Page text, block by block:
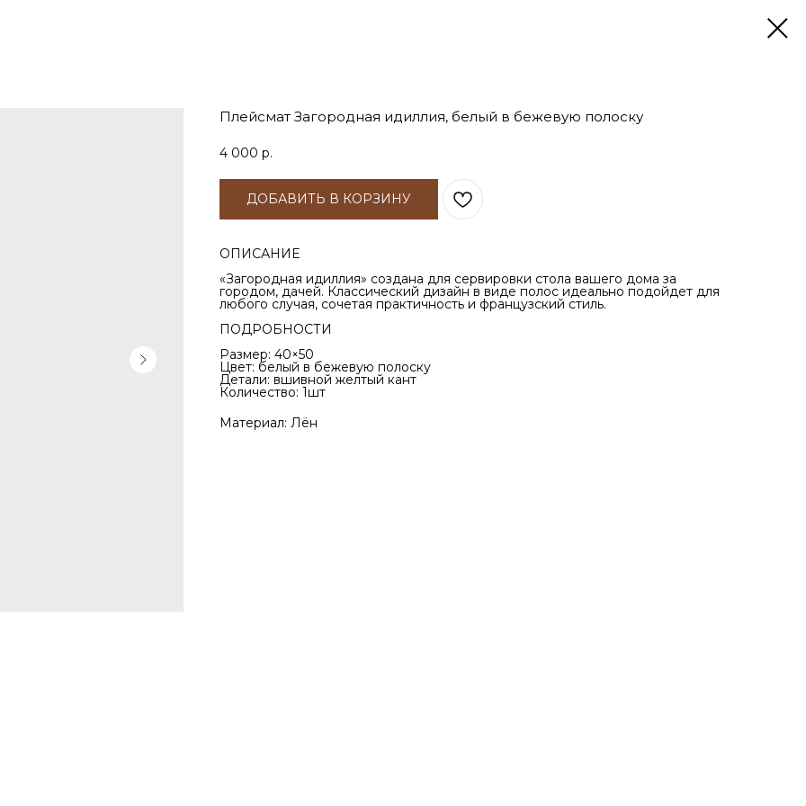
Плейсмат Загородная идиллия, белый в бежевую полоску
4 000 р.
ДОБАВИТЬ В КОРЗИНУ
ОПИСАНИЕ
«Загородная идиллия» создана для сервировки стола вашего дома за
городом, дачей. Классический дизайн в виде полос идеально подойдет для
любого случая, сочетая практичность и французский стиль.
ПОДРОБНОСТИ
Размер: 40×50
Цвет: белый в бежевую полоску
Детали: вшивной желтый кант
Количество: 1шт
Материал: Лён